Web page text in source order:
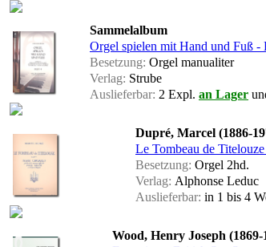
Sammelalbum
Orgel spielen mit Hand und Fuß -
Besetzung: Orgel manualiter
Verlag: Strube
Auslieferbar: 2 Expl. an Lager
Dupré, Marcel (1886-
Le Tombeau de
Besetzung: Orgel 2hd.
Verlag: Alphonse Leduc
Auslieferbar: in 1 bis 4
Wood, Henry Joseph (1869-